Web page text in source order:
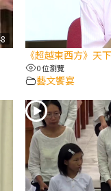
《超越東西方》天
0 位瀏覽
藝文饗宴